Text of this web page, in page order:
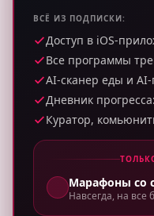
ВСЁ ИЗ ПОДПИСКИ:
Доступ в iOS-
Все программы
AI-сканер еды и
Дневник
Куратор,
Марафоны со
Навсегда, на